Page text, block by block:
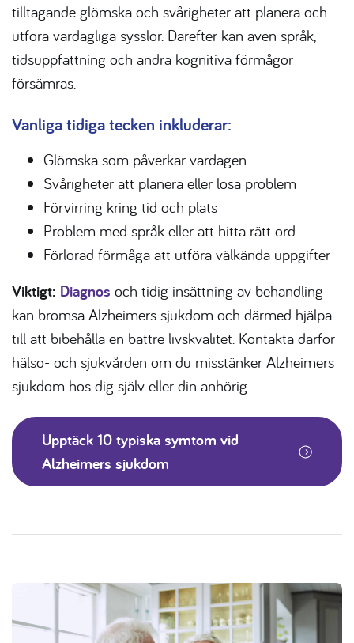
tilltagande glömska och svårigheter att planera och
utföra vardagliga sysslor. Därefter kan även språk,
tidsuppfattning och andra kognitiva förmågor
försämras.
Vanliga tidiga tecken inkluderar:
Glömska som påverkar vardagen
Svårigheter att planera eller lösa problem
Förvirring kring tid och plats
Problem med språk eller att hitta rätt ord
Förlorad förmåga att utföra välkända uppgifter
Viktigt: Diagnos och tidig insättning av behandling
kan bromsa Alzheimers sjukdom och därmed hjälpa
till att bibehålla en bättre livskvalitet. Kontakta därför
hälso- och sjukvården om du misstänker Alzheimers
sjukdom hos dig själv eller din anhörig.
Upptäck 10 typiska symtom vid
Alzheimers sjukdom